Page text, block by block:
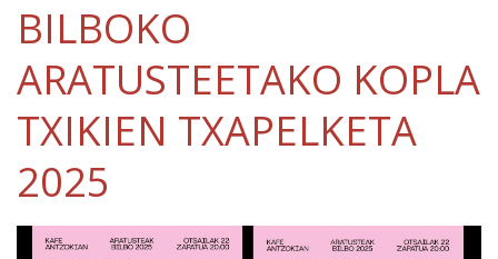
BILBOKO
ARATUSTEETAKO KOPLA
TXIKIEN TXAPELKETA
2025